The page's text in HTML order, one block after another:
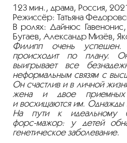
123 мин., драма, Россия,
Режиссёр: Татьяна
В ролях: Дайнюс
Бугаев, Александр Мизёв,
Филипп очень
происходит по плану.
выигрывает все
неформальным связям с
Он счастлив и в личной
жена и двое
и восхищаются им. Однажды
На пути к идеальному
форс-мажор: у детей
генетическое заболевание.